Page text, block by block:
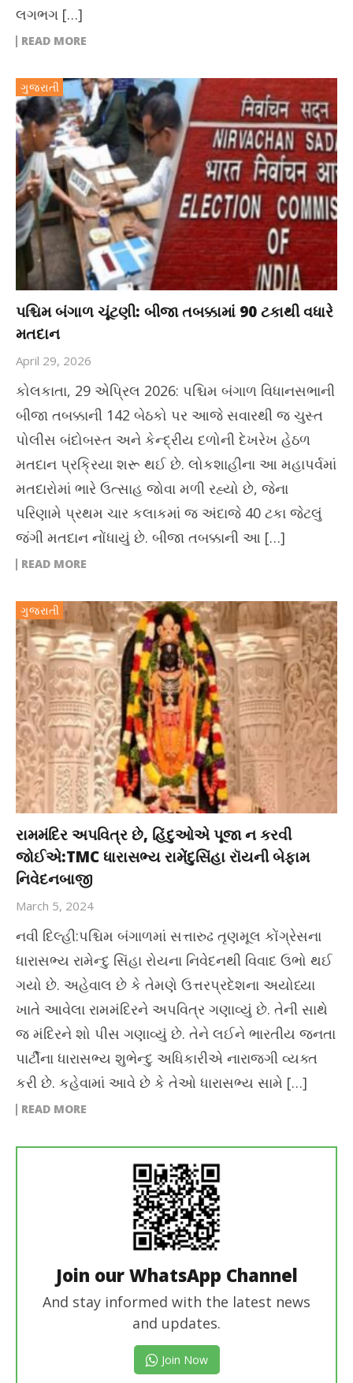
લગભગ […]
READ MORE
ગુજરાતી
પશ્ચિમ બંગાળ ચૂંટણી: બીજા તબક્કામાં 90 ટકાથી વધારે
મતદાન
April 29, 2026
કોલકાતા, 29 એપ્રિલ 2026: પશ્ચિમ બંગાળ વિધાનસભાની
બીજા તબક્કાની 142 બેઠકો પર આજે સવારથી જ ચુસ્ત
પોલીસ બંદોબસ્ત અને કેન્દ્રીય દળોની દેખરેખ હેઠળ
મતદાન પ્રક્રિયા શરૂ થઈ છે. લોકશાહીના આ મહાપર્વમાં
મતદારોમાં ભારે ઉત્સાહ જોવા મળી રહ્યો છે, જેના
પરિણામે પ્રથમ ચાર કલાકમાં જ અંદાજે 40 ટકા જેટલું
જંગી મતદાન નોંધાયું છે. બીજા તબક્કાની આ […]
READ MORE
ગુજરાતી
રામમંદિર અપવિત્ર છે, હિંદુઓએ પૂજા ન કરવી
જોઈએ:TMC ધારાસભ્ય રામેંદુસિંહા રૉયની બેફામ
નિવેદનબાજી
March 5, 2024
નવી દિલ્હી:પશ્ચિમ બંગાળમાં સત્તારુઢ તૃણમૂલ કોંગ્રેસના
ધારાસભ્ય રામેન્દુ સિંહા રોયના નિવેદનથી વિવાદ ઉભો થઈ
ગયો છે. અહેવાલ છે કે તેમણે ઉત્તરપ્રદેશના અયોધ્યા
ખાતે આવેલા રામમંદિરને અપવિત્ર ગણાવ્યું છે. તેની સાથે
જ મંદિરને શો પીસ ગણાવ્યું છે. તેને લઈને ભારતીય જનતા
પાર્ટીના ધારાસભ્ય શુભેન્દુ અધિકારીએ નારાજગી વ્યક્ત
કરી છે. કહેવામાં આવે છે કે તેઓ ધારાસભ્ય સામે […]
READ MORE
Join our WhatsApp Channel
And stay informed with the latest news
and updates.
Join Now